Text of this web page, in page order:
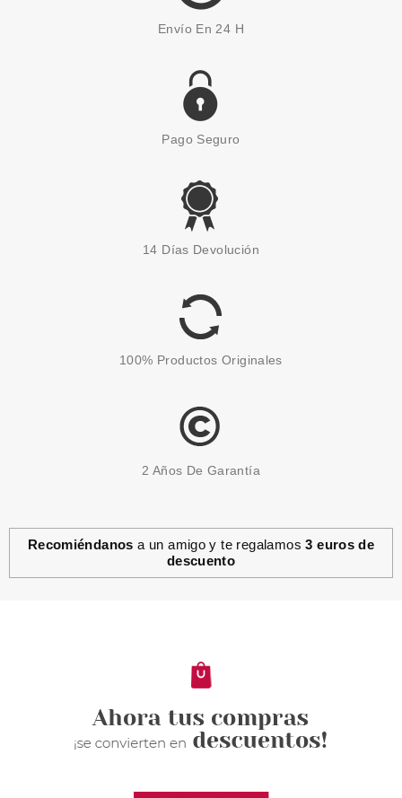
ESSENCE
ROSTRO NUTS ABOUT YOU
4.22€
ESSENCE
2.39€
Envío En 24 H
Pago Seguro
14 Días Devolución
100% Productos Originales
2 Años De Garantía
Recomiéndanos a un amigo y te regalamos3 euros de
descuento